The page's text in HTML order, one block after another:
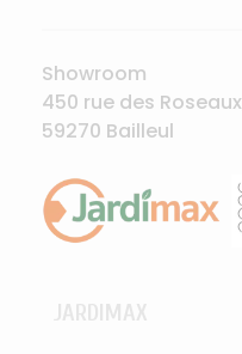
Showroom
450 rue des
59270 Bailleul